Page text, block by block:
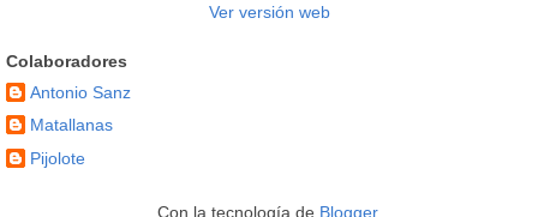
Ver versión web
Colaboradores
Antonio Sanz
Matallanas
Pijolote
Con la tecnología de Blogger.